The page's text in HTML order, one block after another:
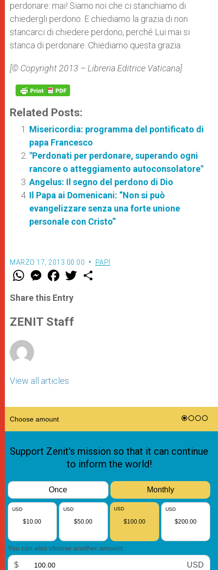
perdonare: mai! Siamo noi che ci stanchiamo di
chiedergli perdono. E chiediamo la grazia di non
stancarci di chiedere perdono, perché Lui mai si
stanca di perdonare. Chiediamo questa grazia.
[© Copyright 2013 – Libreria Editrice Vaticana]
Related Posts:
Misericordia: programma del pontificato di
papa Francesco
"Perdonati per perdonare, superando ogni
rancore o atteggiamento autoconsolatore"
Angelus: Il segno del perdono di Dio
Il Papa ai Domenicani: “Non si può
evangelizzare senza una forte unione
personale con Cristo”
MARZO 17, 2013 00:00 PAPI
W
t
s
p
p
M
e
s
e
g
e
F
a
e
b
o
k
w
Share this Entry
ZENIT Staff
View all articles